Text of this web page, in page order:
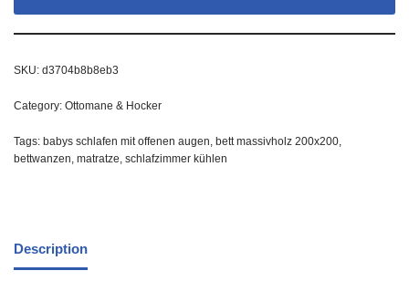
SKU: d3704b8b8eb3
Category: Ottomane & Hocker
Tags: babys schlafen mit offenen augen, bett massivholz 200x200,
bettwanzen, matratze, schlafzimmer kühlen
Description